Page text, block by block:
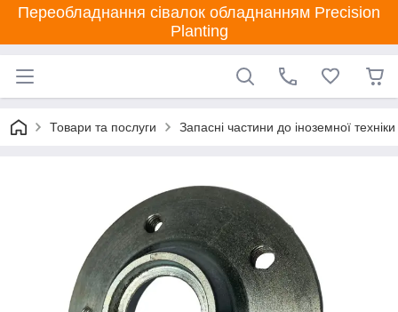
Переобладнання сівалок обладнанням Precision
Planting
Товари та послуги Запасні частини до іноземної техніки